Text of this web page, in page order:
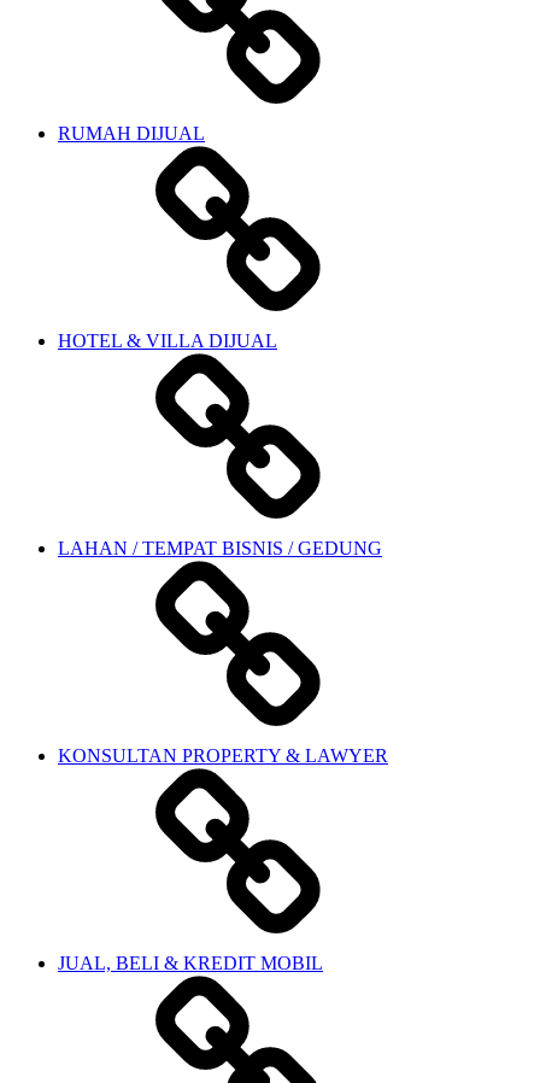
RUMAH DIJUAL
HOTEL & VILLA DIJUAL
LAHAN / TEMPAT BISNIS / GEDUNG
KONSULTAN PROPERTY & LAWYER
JUAL, BELI & KREDIT MOBIL